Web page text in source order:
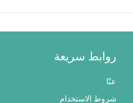
روابط سريعة
عنّا
شروط الاستخدام